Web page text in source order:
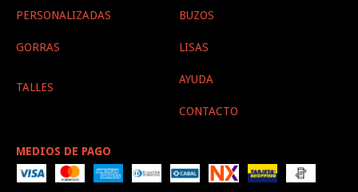
PERSONALIZADAS BUZOS
GORRAS LISAS
TALLES
AYUDA
CONTACTO
MEDIOS DE PAGO